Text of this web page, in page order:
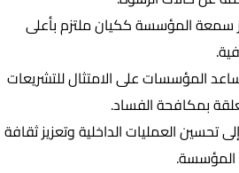
سمعة المؤسسة ككيان ملتزم بأعلى
المؤسسات على الامتثال للتشريعات
بمكافحة الفساد.
تحسين العمليات الداخلية وتعزيز ثقافة
المؤسسة.